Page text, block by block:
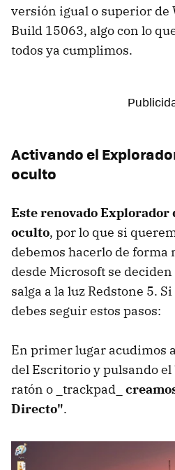
versión igual o superior de
Build 15063, algo con lo
todos ya cumplimos.
Activando el
oculto
Este renovado Explorador
oculto, por lo que si
debemos hacerlo de
desde Microsoft se
salga a la luz Redstone 5.
debes seguir estos pasos:
En primer lugar acudimos
del Escritorio y pulsando
ratón o _trackpad_
Directo".